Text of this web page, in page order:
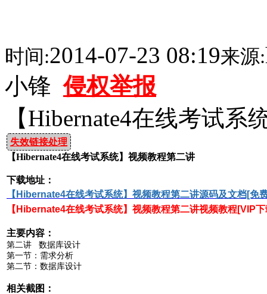
时间:2014-07-23 08:19来源:
小锋侵权举报
【Hibernate4在线考试
失效链接处理
【Hibernate4在线考试系统】视频教程第二讲
下载地址：
【 Hibernate4在线考试系统】视频教程第二讲源码及文档[免
【 Hibernate4在线考试系统】视频教程第二讲视频教程[VIP
主要内容：
第二讲 数据库设计
第一节：需求分析
第二节：数据库设计
相关截图：